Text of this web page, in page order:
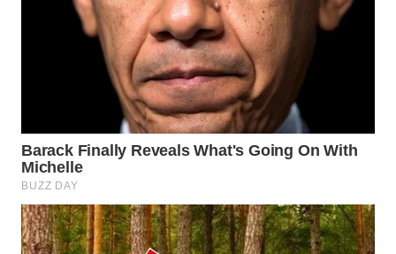
WAHANA
WAHANANEWS
CO ID
WAHANANEWS
NET